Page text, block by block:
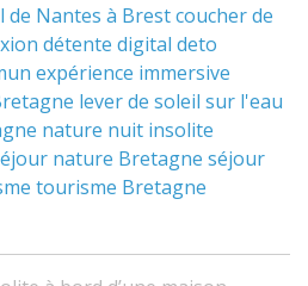
de Nantes à Brestcoucher de
détente digital deto
expérience immersive
lever de soleil sur l'eau
nature nuit insolite
nature Bretagne séjour
tourisme Bretagne